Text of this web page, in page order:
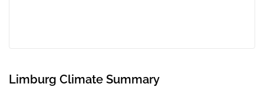
Limburg Climate Summary